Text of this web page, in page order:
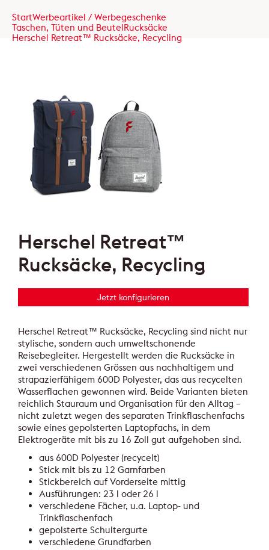
StartWerbeartikel / Werbegeschenke
Taschen, Tüten und BeutelRucksäcke
Herschel Retreat™ Rucksäcke, Recycling
Herschel Retreat™
Rucksäcke, Recycling
Jetzt konfigurieren
Herschel Retreat™ Rucksäcke, Recycling sind nicht nur
stylische, sondern auch umweltschonende
Reisebegleiter. Hergestellt werden die Rucksäcke in
zwei verschiedenen Grössen aus nachhaltigem und
strapazierfähigem 600D Polyester, das aus recycelten
Wasserflachen gewonnen wird. Beide Varianten bieten
reichlich Stauraum und Organisation für den Alltag –
nicht zuletzt wegen des separaten Trinkflaschenfachs
sowie eines gepolsterten Laptopfachs, in dem
Elektrogeräte mit bis zu 16 Zoll gut aufgehoben sind.
aus 600D Polyester (recycelt)
Stick mit bis zu 12 Garnfarben
Stickbereich auf Vorderseite mittig
Ausführungen: 23 l oder 26 l
verschiedene Fächer, u.a. Laptop- und
Trinkflaschenfach
gepolsterte Schultergurte
verschiedene Grundfarben